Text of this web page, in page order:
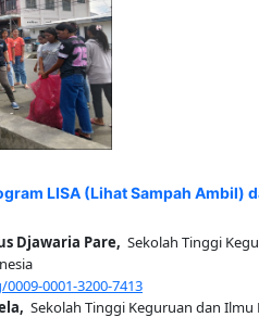
LISA (Lihat Sampah Ambil)
Djawaria Pare, Sekolah Tinggi
0001-3200-7413
Sekolah Tinggi Keguruan dan Ilmu